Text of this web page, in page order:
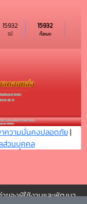
ปีนี้
15932
ทั้งหมด
15932
ความมั่นคงปลอดภัย|
ส่วนบุุคคล
ของผู้ใช้งานและพัฒนา